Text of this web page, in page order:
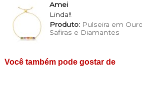
Amei
Linda!!
Produto:Pulseira em
Safiras e Diamantes
Você também pode gostar de